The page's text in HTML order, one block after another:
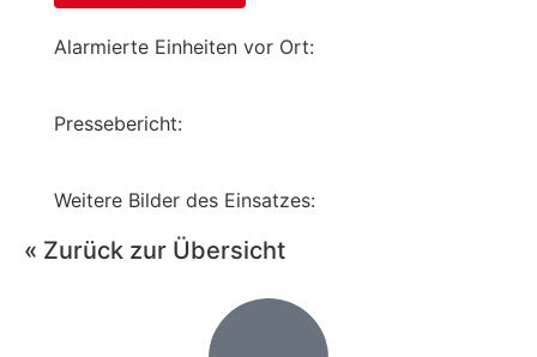
Alarmierte Einheiten vor Ort:
Pressebericht:
Weitere Bilder des Einsatzes:
« Zurück zur Übersicht